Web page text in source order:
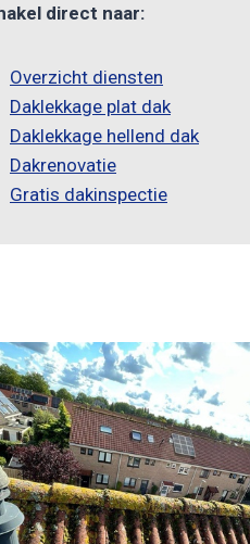
direct naar:
Overzicht diensten
Daklekkage plat dak
Daklekkage hellend dak
Dakrenovatie
Gratis dakinspectie